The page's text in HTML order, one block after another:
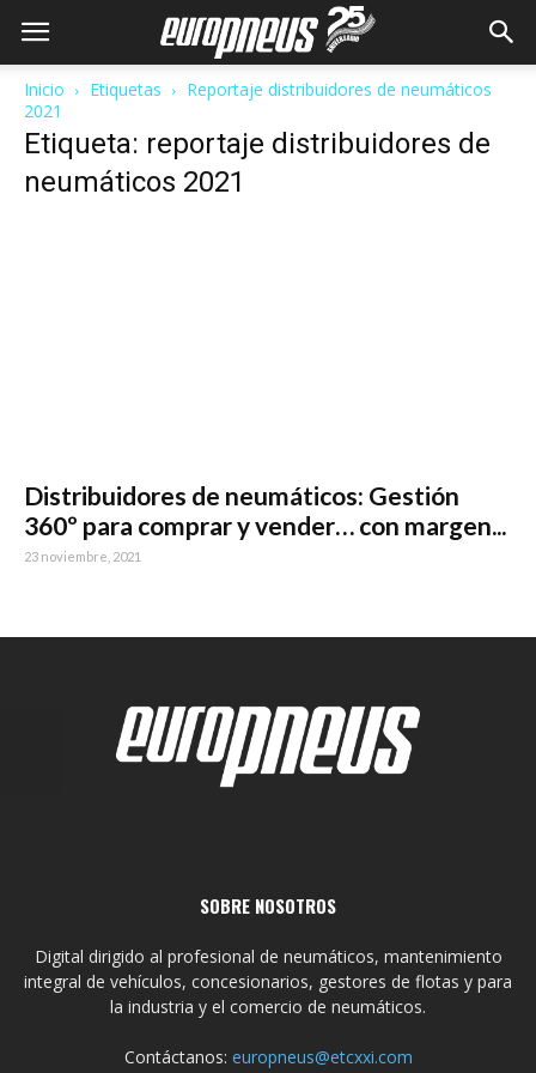
Inicio Etiquetas
Reportaje distribuidores de neumáticos
2021
Etiqueta: reportaje distribuidores de
neumáticos 2021
Distribuidores de neumáticos: Gestión
360º para comprar y vender… con margen...
23 noviembre, 2021
SOBRE NOSOTROS
Digital dirigido al profesional de neumáticos, mantenimiento
integral de vehículos, concesionarios, gestores de flotas y para
la industria y el comercio de neumáticos.
Contáctanos: europneus@etcxxi.com